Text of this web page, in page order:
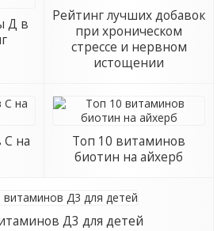
Д в
Рейтинг лучших добавок
при хроническом
стрессе и нервном
истощении
С на
Топ 10 витаминов
биотин на айхерб
Д3 для детей